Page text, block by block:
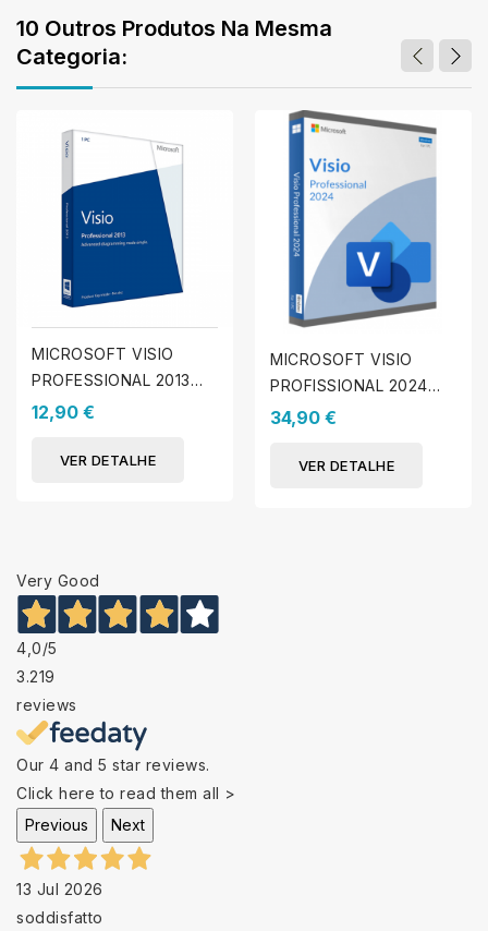
10 Outros Produtos Na Mesma
Categoria:
MICROSOFT VISIO
PROFESSIONAL 2013
(WINDOWS)
12,90 €
VER DETALHE
MICROSOFT VISIO
PROFISSIONAL 2024
(WINDOWS)
34,90 €
VER DETALHE
Very Good
4,0/5
3.219
reviews
Our 4 and 5 star reviews.
Click here to read them all >
Previous
Next
13 Jul 2026
soddisfatto